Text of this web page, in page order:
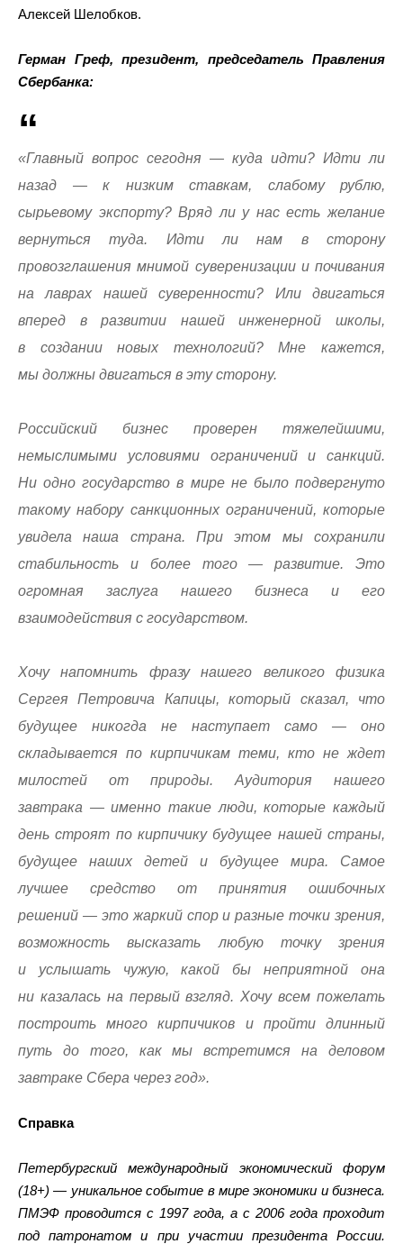
Алексей Шелобков.
Герман Греф, президент, председатель Правления
Сбербанка:
«Главный вопрос сегодня — куда идти? Идти ли
назад — к низким ставкам, слабому рублю,
сырьевому экспорту? Вряд ли у нас есть желание
вернуться туда. Идти ли нам в сторону
провозглашения мнимой суверенизации и почивания
на лаврах нашей суверенности? Или двигаться
вперед в развитии нашей инженерной школы,
в создании новых технологий? Мне кажется,
мы должны двигаться в эту сторону.
Российский бизнес проверен тяжелейшими,
немыслимыми условиями ограничений и санкций.
Ни одно государство в мире не было подвергнуто
такому набору санкционных ограничений, которые
увидела наша страна. При этом мы сохранили
стабильность и более того — развитие. Это
огромная заслуга нашего бизнеса и его
взаимодействия с государством.
Хочу напомнить фразу нашего великого физика
Сергея Петровича Капицы, который сказал, что
будущее никогда не наступает само — оно
складывается по кирпичикам теми, кто не ждет
милостей от природы. Аудитория нашего
завтрака — именно такие люди, которые каждый
день строят по кирпичику будущее нашей страны,
будущее наших детей и будущее мира. Самое
лучшее средство от принятия ошибочных
решений — это жаркий спор и разные точки зрения,
возможность высказать любую точку зрения
и услышать чужую, какой бы неприятной она
ни казалась на первый взгляд. Хочу всем пожелать
построить много кирпичиков и пройти длинный
путь до того, как мы встретимся на деловом
завтраке Сбера через год».
Справка
Петербургский международный экономический форум
(18+) — уникальное событие в мире экономики и бизнеса.
ПМЭФ проводится с 1997 года, а с 2006 года проходит
под патронатом и при участии президента России.